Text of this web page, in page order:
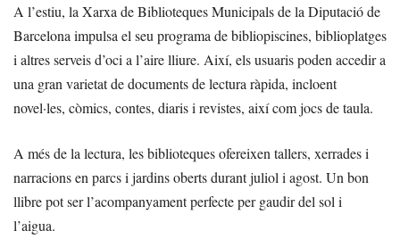
A l’estiu, la Xarxa de Biblioteques Municipals de la Diputació de
Barcelona impulsa el seu programa de bibliopiscines, biblioplatges
i altres serveis d’oci a l’aire lliure. Així, els usuaris poden accedir a
una gran varietat de documents de lectura ràpida, incloent
novel·les, còmics, contes, diaris i revistes, així com jocs de taula.
A més de la lectura, les biblioteques ofereixen tallers, xerrades i
narracions en parcs i jardins oberts durant juliol i agost. Un bon
llibre pot ser l’acompanyament perfecte per gaudir del sol i
l’aigua.